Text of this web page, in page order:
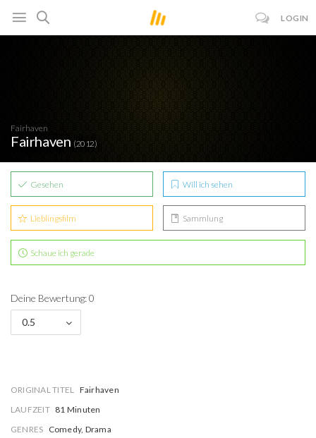
LOGIN
Fairhaven
Fairhaven (2012)
Gesehen Will ich sehen
Lieblingsfilm Sammlung
Schaue ich gerade
Deine Bewertung: 0
0.5
ORIGINAL TITEL Fairhaven
LAUFZEIT 81 Minuten
GENRES Comedy, Drama